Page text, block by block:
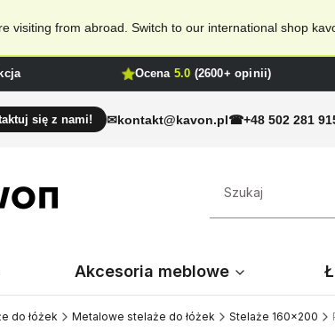
visiting from abroad. Switch to our international shop
Ocena 5.0 (2600+ opinii)
się z nami! kontakt@kavon.pl +48 502 281
Akcesoria meblowe
do łóżek Metalowe stelaże do łóżek Stelaże 160x200